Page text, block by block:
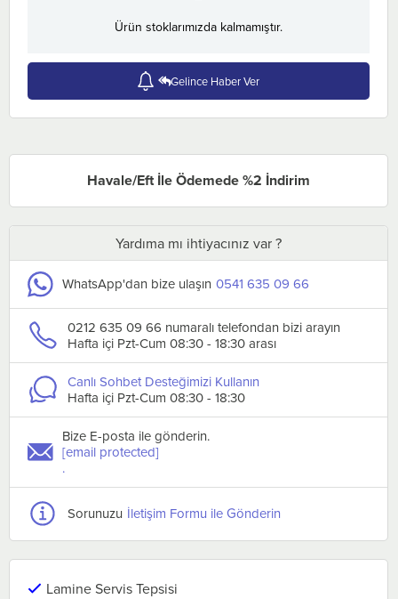
Ürün stoklarımızda kalmamıştır.
Gelince Haber Ver
Havale/Eft İle Ödemede %2 İndirim
Yardıma mı ihtiyacınız var ?
WhatsApp'dan bize ulaşın 0541 635 09 66
0212 635 09 66 numaralı telefondan bizi arayın
Hafta içi Pzt-Cum 08:30 - 18:30 arası
Canlı Sohbet Desteğimizi Kullanın
Hafta içi Pzt-Cum 08:30 - 18:30
Bize E-posta ile gönderin.
[email protected]
.
Sorunuzu İletişim Formu ile Gönderin
Lamine Servis Tepsisi